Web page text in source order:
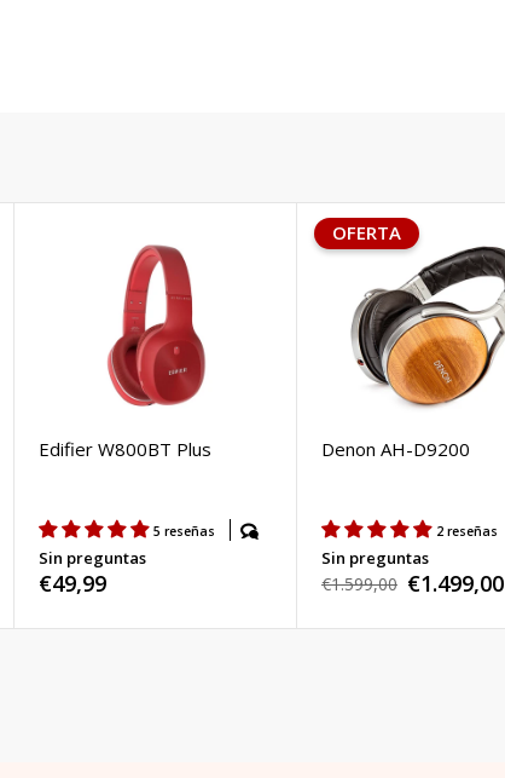
Edifier W800BT Plus
5 reseñas
Sin preguntas
Precio
€49,99
OFERTA
Denon AH-D9200
2 reseñas
Sin preguntas
Precio
€1.599,00 Precio
de
€1.499,00